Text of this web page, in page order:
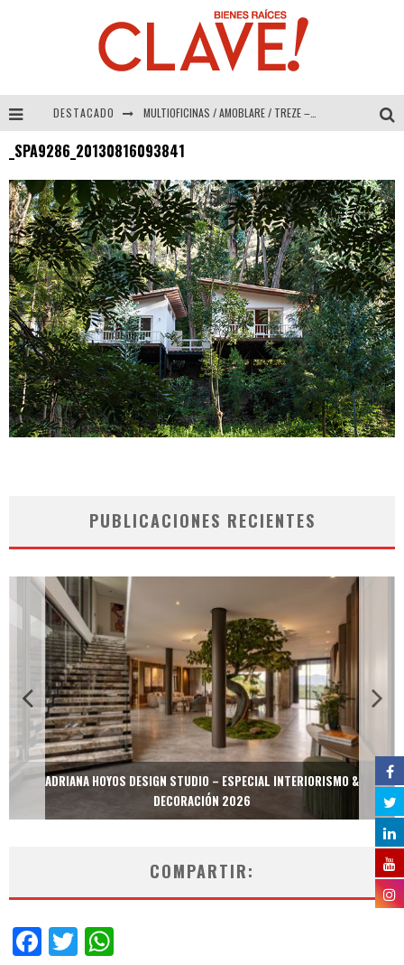
DESTACADO MULTIOFICINAS / AMOBLARE / TREZE – Especial Interiorismo & Decoración 2026
COLINEAL – Especial Interiorismo & Decoración 2026
ADRIANA HOYOS DESIGN STUDIO – Especial Interiorismo & Decoración 2026
_SPA9286_20130816093841
PUBLICACIONES RECIENTES
ADRIANA HOYOS DESIGN STUDIO – ESPECIAL INTERIORISMO &
DECORACIÓN 2026
COMPARTIR:
Facebook
Twitter